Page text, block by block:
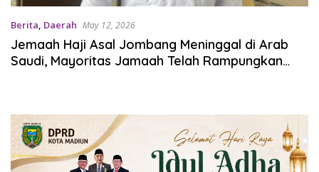
Berita, Daerah May 12, 2026
Jemaah Haji Asal Jombang Meninggal di Arab
Saudi, Mayoritas Jamaah Telah Rampungkan